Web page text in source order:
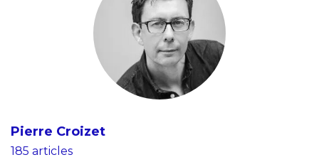
Pierre Croizet
185 articles